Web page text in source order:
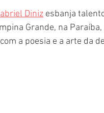
Diniz esbanja
Grande, na
a poesia e a arte da